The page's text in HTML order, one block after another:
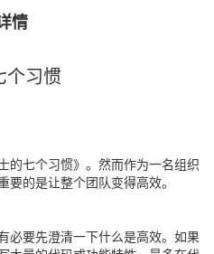
情
个习惯
的七个习惯》。然而作为一名组织
的是让整个团队变得高效。
必要先澄清一下什么是高效。如果